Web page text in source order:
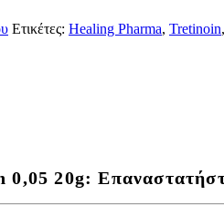
Ετικέτες: Healing Pharma, Tretinoin,
20g: